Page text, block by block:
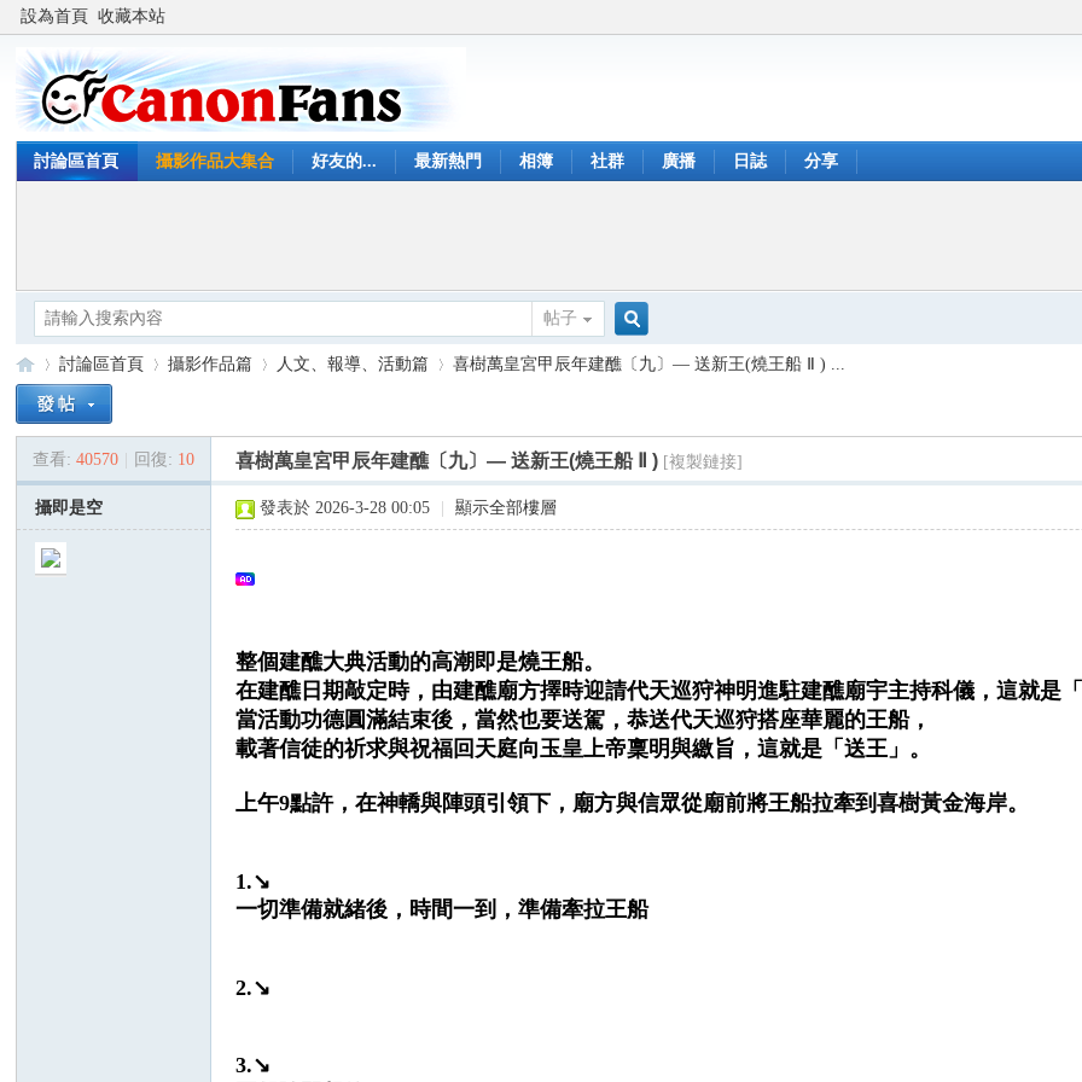
設為首頁 收藏本站
討論區首頁 攝影作品大集合 好友的... 最新熱門 相簿 社群 廣播 日誌 分享
帖子
搜
索
Ca»
討論區首頁
›
攝影作品篇
›
人文、報導、活動篇
›
喜樹萬皇宮甲辰年建醮〔九〕— 送新王(燒王船 Ⅱ ) ...
查看: 40570 回復: 10 喜樹萬皇宮甲辰年建醮〔九〕— 送新王(燒王船 Ⅱ ) [複製鏈接]
攝即是空 發表於 2026-3-28 00:05 顯示全部樓層
整個建醮大典活動的高潮即是燒王船。
在建醮日期敲定時，由建醮廟方擇時迎請代天巡狩神明進駐建醮廟宇主持科儀，這就是「
當活動功德圓滿結束後，當然也要送駕，恭送代天巡狩搭座華麗的王船，
載著信徒的祈求與祝福回天庭向玉皇上帝稟明與繳旨，這就是「送王」。
上午9點許，在神轎與陣頭引領下，廟方與信眾從廟前將王船拉牽到喜樹黃金海岸。
1.↘
一切準備就緒後，時間一到，準備牽拉王船
2.↘
3.↘